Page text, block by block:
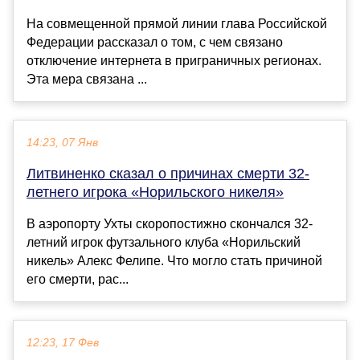
На совмещенной прямой линии глава Российской
Федерации рассказал о том, с чем связано
отключение интернета в приграничных регионах.
Эта мера связана ...
14:23, 07 Янв
Литвиненко сказал о причинах смерти 32-
летнего игрока «Норильского никеля»
В аэропорту Ухты скоропостижно скончался 32-
летний игрок футзального клуба «Норильский
никель» Алекс Фелипе. Что могло стать причиной
его смерти, рас...
12:23, 17 Фев